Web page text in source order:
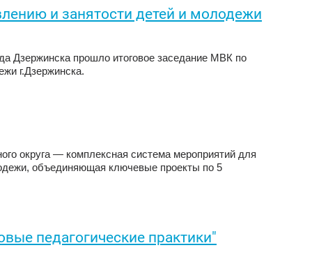
и занятости детей и молодежи
Дзержинска прошло итоговое заседание МВК по
г.Дзержинска.
округа — комплексная система мероприятий для
объединяющая ключевые проекты по 5
педагогические практики"